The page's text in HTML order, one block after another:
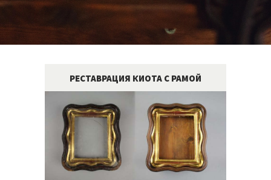
+38(068)95-45-535
Telegram
РЕСТАВРАЦИЯ КИОТА С РАМОЙ